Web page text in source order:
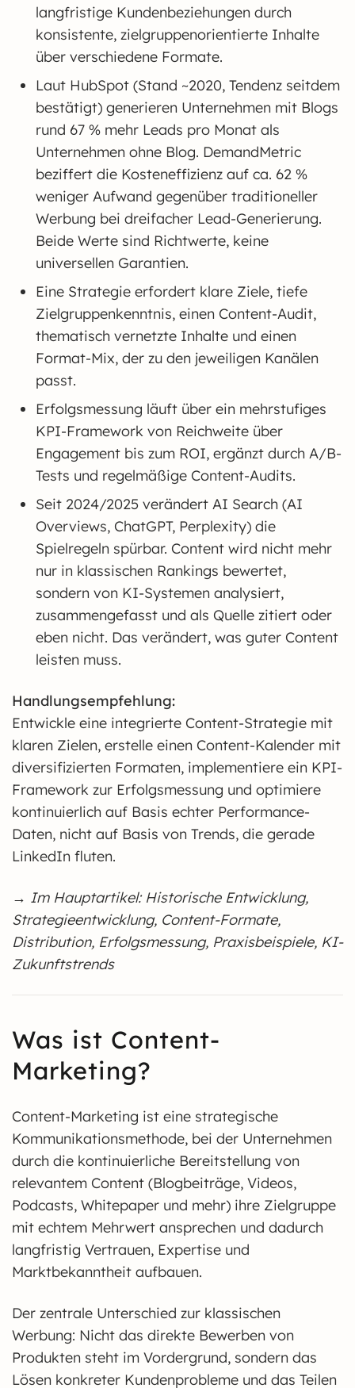
langfristige Kundenbeziehungen durch
konsistente, zielgruppenorientierte Inhalte
über verschiedene Formate.
Laut HubSpot (Stand ~2020, Tendenz seitdem
bestätigt) generieren Unternehmen mit Blogs
rund 67 % mehr Leads pro Monat als
Unternehmen ohne Blog. DemandMetric
beziffert die Kosteneffizienz auf ca. 62 %
weniger Aufwand gegenüber traditioneller
Werbung bei dreifacher Lead-Generierung.
Beide Werte sind Richtwerte, keine
universellen Garantien.
Eine Strategie erfordert klare Ziele, tiefe
Zielgruppenkenntnis, einen Content-Audit,
thematisch vernetzte Inhalte und einen
Format-Mix, der zu den jeweiligen Kanälen
passt.
Erfolgsmessung läuft über ein mehrstufiges
KPI-Framework von Reichweite über
Engagement bis zum ROI, ergänzt durch A/B-
Tests und regelmäßige Content-Audits.
Seit 2024/2025 verändert AI Search (AI
Overviews, ChatGPT, Perplexity) die
Spielregeln spürbar. Content wird nicht mehr
nur in klassischen Rankings bewertet,
sondern von KI-Systemen analysiert,
zusammengefasst und als Quelle zitiert oder
eben nicht. Das verändert, was guter Content
leisten muss.
Handlungsempfehlung:
Entwickle eine integrierte Content-Strategie mit
klaren Zielen, erstelle einen Content-Kalender mit
diversifizierten Formaten, implementiere ein KPI-
Framework zur Erfolgsmessung und optimiere
kontinuierlich auf Basis echter Performance-
Daten, nicht auf Basis von Trends, die gerade
LinkedIn fluten.
→ Im Hauptartikel: Historische Entwicklung,
Strategieentwicklung, Content-Formate,
Distribution, Erfolgsmessung, Praxisbeispiele, KI-
Zukunftstrends
Was ist Content-
Marketing?
Content-Marketing ist eine strategische
Kommunikationsmethode, bei der Unternehmen
durch die kontinuierliche Bereitstellung von
relevantem Content (Blogbeiträge, Videos,
Podcasts, Whitepaper und mehr) ihre Zielgruppe
mit echtem Mehrwert ansprechen und dadurch
langfristig Vertrauen, Expertise und
Marktbekanntheit aufbauen.
Der zentrale Unterschied zur klassischen
Werbung: Nicht das direkte Bewerben von
Produkten steht im Vordergrund, sondern das
Lösen konkreter Kundenprobleme und das Teilen